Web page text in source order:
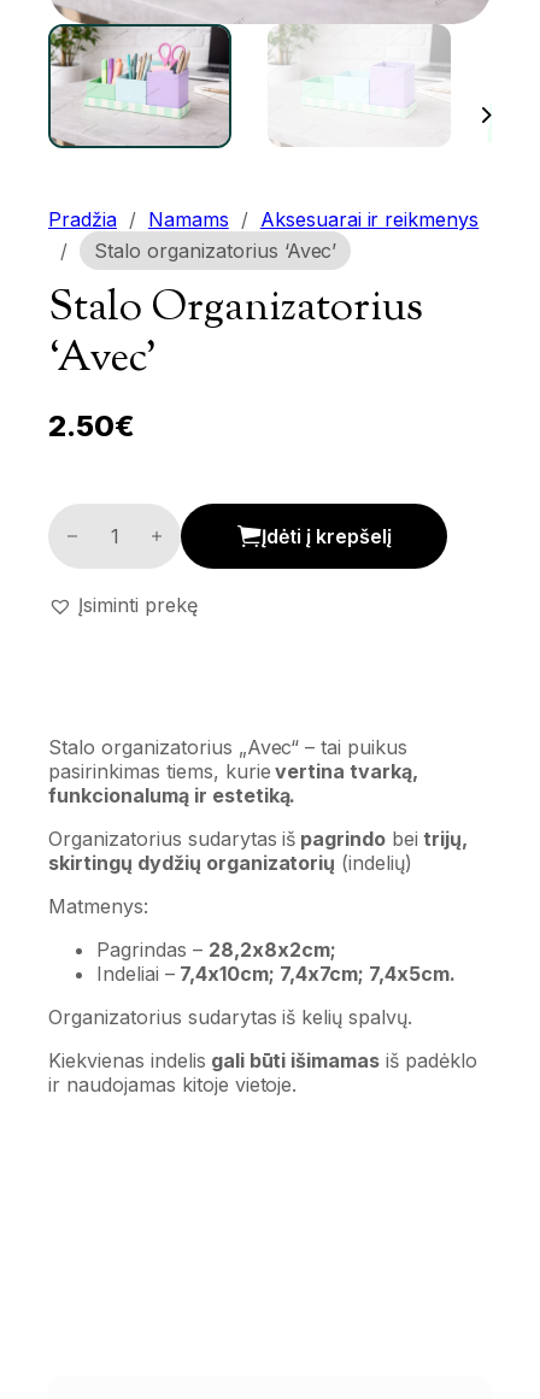
Pradžia / Namams / Aksesuarai ir reikmenys
/
Stalo organizatorius ‘Avec’
Stalo Organizatorius
‘Avec’
2.50€
Stalo organizatorius 'Avec' kiekis
Įdėti į krepšelį
Įsiminti prekę
Stalo organizatorius „Avec“ – tai puikus
pasirinkimas tiems, kurie vertina tvarką,
funkcionalumą ir estetiką.
Organizatorius sudarytas iš pagrindo bei trijų,
skirtingų dydžių organizatorių (indelių)
Matmenys:
Pagrindas – 28,2x8x2cm;
Indeliai –7,4x10cm; 7,4x7cm; 7,4x5cm.
Organizatorius sudarytas iš kelių spalvų.
Kiekvienas indelis gali būti išimamas iš padėklo
ir naudojamas kitoje vietoje.